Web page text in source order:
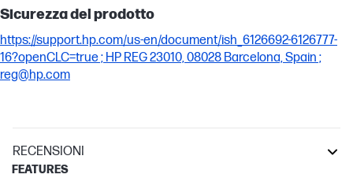
Sicurezza del prodotto
https://support.hp.com/us-en/document/ish_6126692-6126777-
16?openCLC=true ; HP REG 23010, 08028 Barcelona, Spain ;
reg@hp.com
RECENSIONI
FEATURES